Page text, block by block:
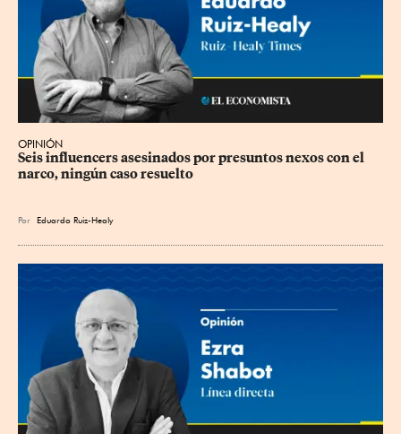
OPINIÓN
Seis influencers asesinados por presuntos nexos con el
narco, ningún caso resuelto
Por Eduardo Ruiz-Healy